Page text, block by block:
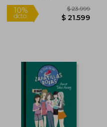
Rápido